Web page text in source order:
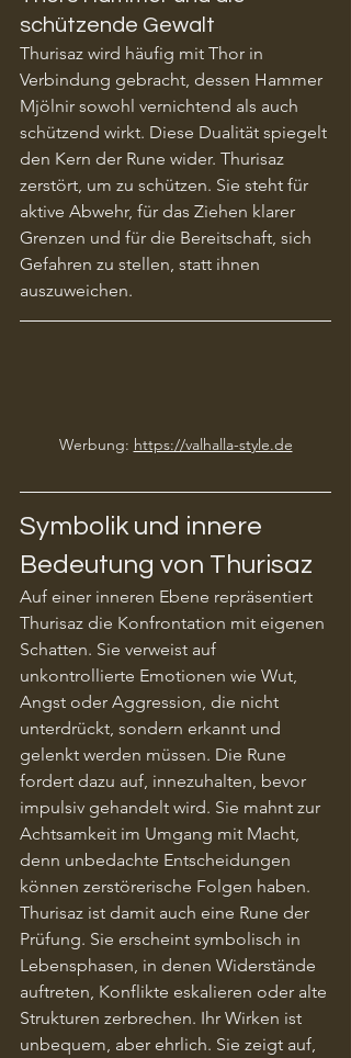
schützende Gewalt
Thurisaz wird häufig mit Thor in
Verbindung gebracht, dessen Hammer
Mjölnir sowohl vernichtend als auch
schützend wirkt. Diese Dualität spiegelt
den Kern der Rune wider. Thurisaz
zerstört, um zu schützen. Sie steht für
aktive Abwehr, für das Ziehen klarer
Grenzen und für die Bereitschaft, sich
Gefahren zu stellen, statt ihnen
auszuweichen.
Werbung: https://valhalla-style.de
Symbolik und innere
Bedeutung von Thurisaz
Auf einer inneren Ebene repräsentiert
Thurisaz die Konfrontation mit eigenen
Schatten. Sie verweist auf
unkontrollierte Emotionen wie Wut,
Angst oder Aggression, die nicht
unterdrückt, sondern erkannt und
gelenkt werden müssen. Die Rune
fordert dazu auf, innezuhalten, bevor
impulsiv gehandelt wird. Sie mahnt zur
Achtsamkeit im Umgang mit Macht,
denn unbedachte Entscheidungen
können zerstörerische Folgen haben.
Thurisaz ist damit auch eine Rune der
Prüfung. Sie erscheint symbolisch in
Lebensphasen, in denen Widerstände
auftreten, Konflikte eskalieren oder alte
Strukturen zerbrechen. Ihr Wirken ist
unbequem, aber ehrlich. Sie zeigt auf,